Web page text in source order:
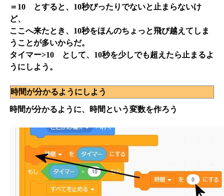
＝10 とすると、10秒ぴったりでないと止まらないけ
ど、
ここへ来たとき、10秒をほんのちょっと飛び越えてしま
うことが多いからだ。
タイマー>10 として、10秒を少しでも超えたら止まるよ
うにしよう。
時間が分かるようにしよう
時間が分かるように、時間という変数を作ろう